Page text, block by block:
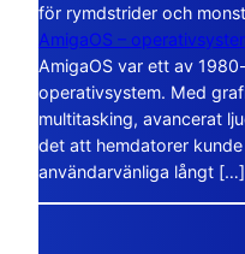
för rymdstrider och
AmigaOS –
AmigaOS var ett av
operativsystem. Med
multitasking, avancerat
det att hemdatorer
användarvänliga långt […]